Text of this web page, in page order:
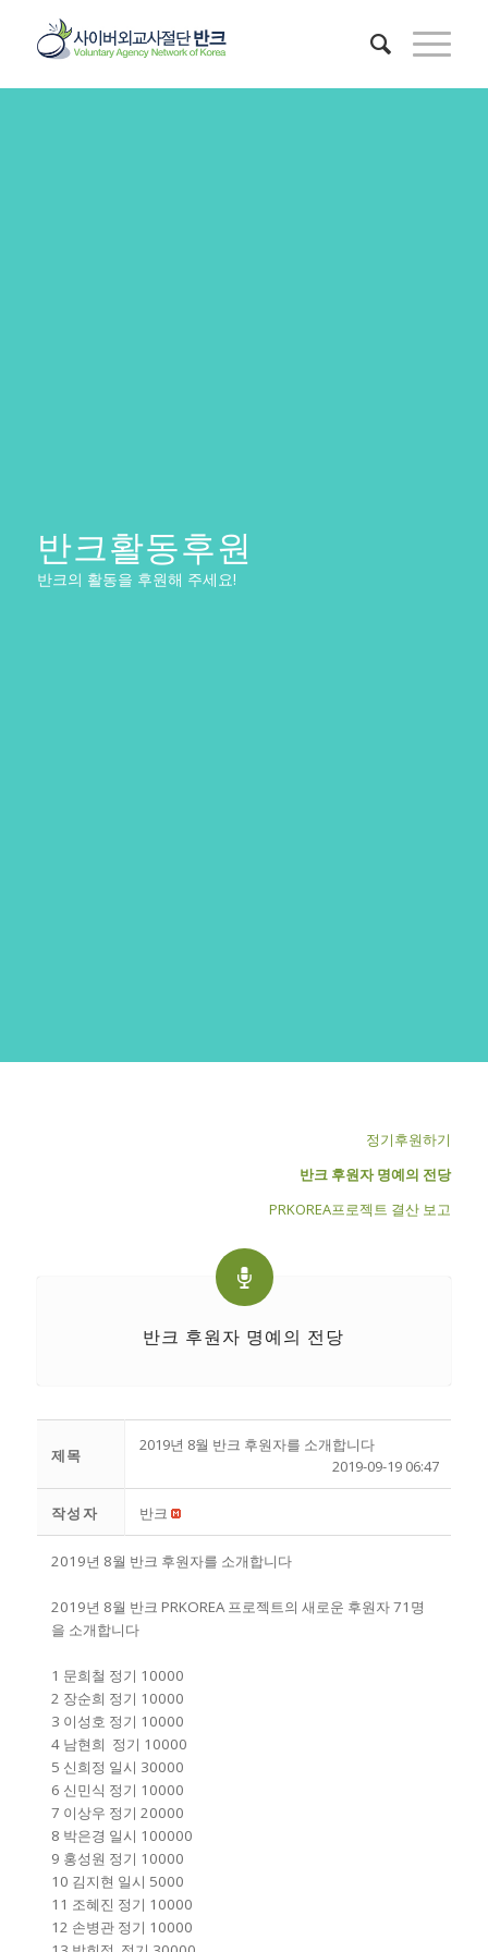
반크활동후원
반크의 활동을 후원해 주세요!
정기후원하기
반크 후원자 명예의 전당
PRKOREA프로젝트 결산 보고
반크 후원자 명예의 전당
제목
2019년 8월 반크 후원자를 소개합니다
2019-09-19 06:47
작성자 반크
2019년 8월 반크 후원자를 소개합니다
2019년 8월 반크 PRKOREA 프로젝트의 새로운 후원자 71명
을 소개합니다
1 문희철 정기 10000
2 장순희 정기 10000
3 이성호 정기 10000
4 남현희 정기 10000
5 신희정 일시 30000
6 신민식 정기 10000
7 이상우 정기 20000
8 박은경 일시 100000
9 홍성원 정기 10000
10 김지현 일시 5000
11 조혜진 정기 10000
12 손병관 정기 10000